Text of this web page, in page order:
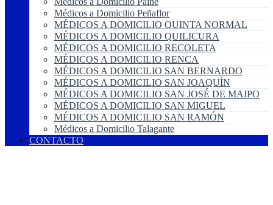
Médicos a Domicilio Peñaflor
MÉDICOS A DOMICILIO QUINTA NORMAL
MÉDICOS A DOMICILIO QUILICURA
MÉDICOS A DOMICILIO RECOLETA
MÉDICOS A DOMICILIO RENCA
MÉDICOS A DOMICILIO SAN BERNARDO
MÉDICOS A DOMICILIO SAN JOAQUÍN
MÉDICOS A DOMICILIO SAN JOSÉ DE MAIPO
MÉDICOS A DOMICILIO SAN MIGUEL
MÉDICOS A DOMICILIO SAN RAMÓN
Médicos a Domicilio Talagante
CONTACTO